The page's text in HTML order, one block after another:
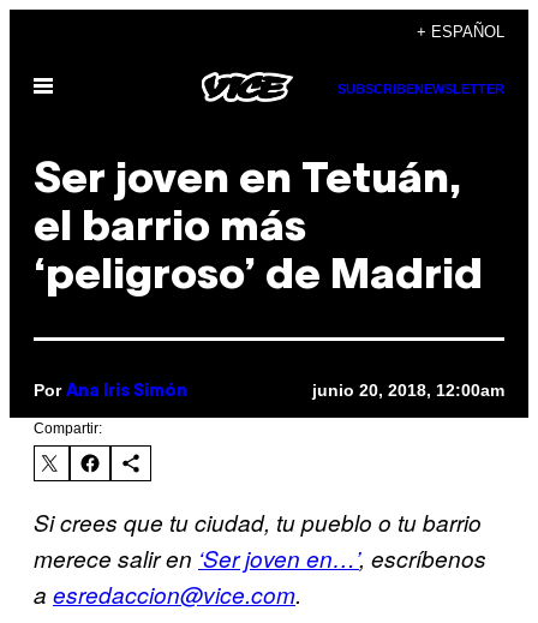
contenido
+ ESPAÑOL
Abrir
SUBSCRIBENEWSLETTER
Ser joven en Tetuán,
el barrio más
‘peligroso’ de Madrid
Por Ana Iris Simón junio 20, 2018, 12:00am
Compartir:
Si crees que tu ciudad, tu pueblo o tu barrio
merece salir en ‘Ser joven en…’, escríbenos
a esredaccion@vice.com.